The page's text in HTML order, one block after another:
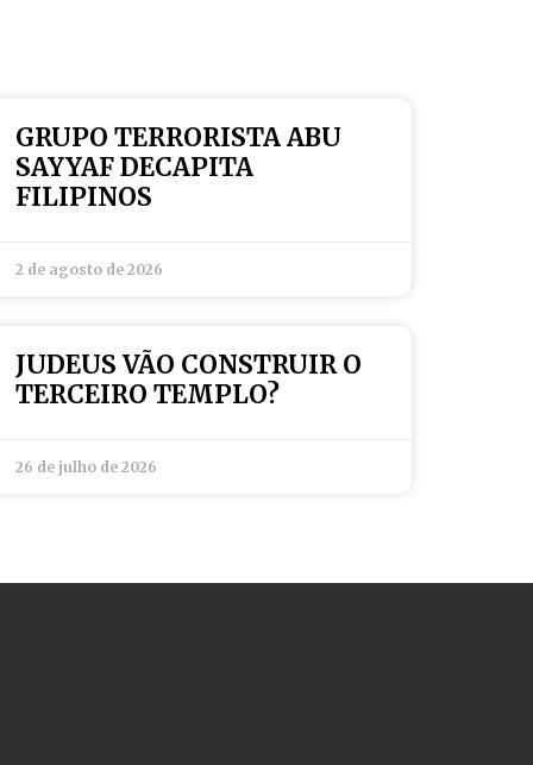
GRUPO TERRORISTA ABU
SAYYAF DECAPITA
FILIPINOS
2 de agosto de 2026
JUDEUS VÃO CONSTRUIR O
TERCEIRO TEMPLO?
26 de julho de 2026